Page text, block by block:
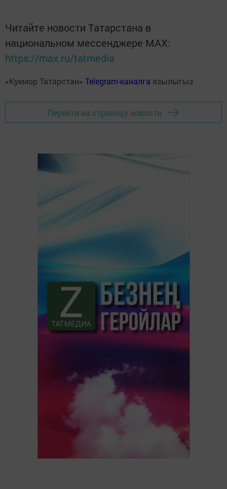
Читайте новости Татарстана в
национальном мессенджере MАХ:
https://max.ru/tatmedia
«Кукмор Татарстан» Telegram-каналга язылыгыз
Перейти на страницу новости